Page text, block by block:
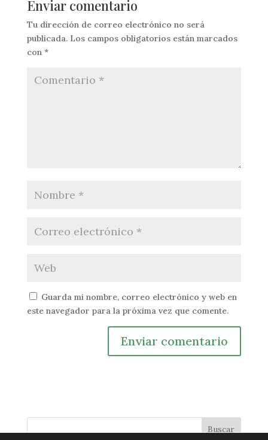
Enviar comentario
Tu dirección de correo electrónico no será
publicada. Los campos obligatorios están marcados
con *
Guarda mi nombre, correo electrónico y web en
este navegador para la próxima vez que comente.
Buscar